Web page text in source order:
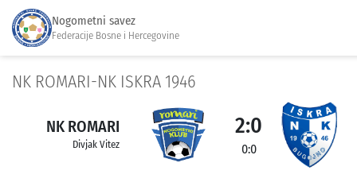
Nogometni savez
Federacije Bosne i Hercegovine
NK ROMARI-NK ISKRA 1946
NK ROMARI
Divjak Vitez
2:0
0:0